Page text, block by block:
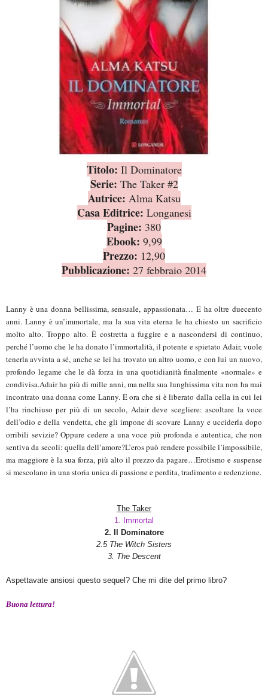
Titolo: Il Dominatore
Serie: The Taker #2
Autrice: Alma Katsu
Casa Editrice: Longanesi
Pagine: 380
Ebook: 9,99
Prezzo: 12,90
Pubblicazione: 27 febbraio 2014
Lanny è una donna bellissima, sensuale, appassionata… E ha oltre duecento
anni. Lanny è un’immortale, ma la sua vita eterna le ha chiesto un sacrificio
molto alto. Troppo alto. È costretta a fuggire e a nascondersi di continuo,
perché l’uomo che le ha donato l’immortalità, il potente e spietato Adair, vuole
tenerla avvinta a sé, anche se lei ha trovato un altro uomo, e con lui un nuovo,
profondo legame che le dà forza in una quotidianità finalmente «normale» e
condivisa.Adair ha più di mille anni, ma nella sua lunghissima vita non ha mai
incontrato una donna come Lanny. E ora che si è liberato dalla cella in cui lei
l’ha rinchiuso per più di un secolo, Adair deve scegliere: ascoltare la voce
dell’odio e della vendetta, che gli impone di scovare Lanny e ucciderla dopo
orribili sevizie? Oppure cedere a una voce più profonda e autentica, che non
sentiva da secoli: quella dell’amore?L’eros può rendere possibile l’impossibile,
ma maggiore è la sua forza, più alto il prezzo da pagare…Erotismo e suspense
si mescolano in una storia unica di passione e perdita, tradimento e redenzione.
The Taker
1. Immortal
2. Il Dominatore
2.5 The Witch Sisters
3. The Descent
Aspettavate ansiosi questo sequel? Che mi dite del primo libro?
Buona lettura!